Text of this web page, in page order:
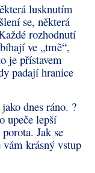
lusknutím
se, některá
rozhodnutí
ve „tmě“,
je přístavem
padají hranice
dnes ráno. ?
upeče lepší
Jak se
vám krásný vstup